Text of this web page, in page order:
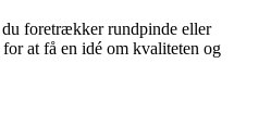
foretrækker rundpinde eller
at få en idé om kvaliteten og